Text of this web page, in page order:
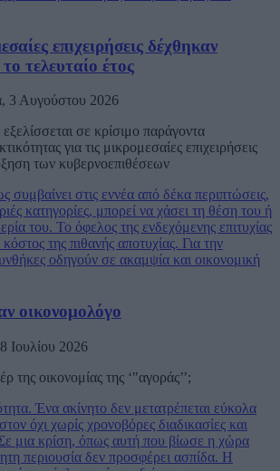
επιχειρήσεις δέχθηκαν
τελευταίο έτος
3 Αυγούστου 2026
σε κρίσιμο παράγοντα
για τις μικρομεσαίες επιχειρήσεις
των κυβερνοεπιθέσεων
οικονομολόγο
Ιουλίου 2026
της οικονομίας της ‘"αγοράς’’;